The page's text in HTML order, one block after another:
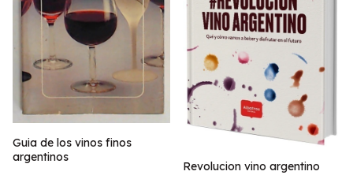
Guia de los vinos finos
argentinos
Revolucion vino argentino